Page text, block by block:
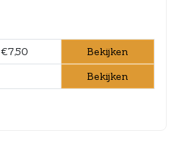
€7,50
Bekijken
Bekijken